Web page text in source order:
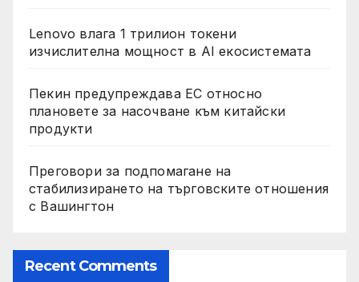
Lenovo влага 1 трилион токени
изчислителна мощност в AI екосистемата
Пекин предупреждава ЕС относно
плановете за насочване към китайски
продукти
Преговори за подпомагане на
стабилизирането на търговските отношения
с Вашингтон
Recent Comments